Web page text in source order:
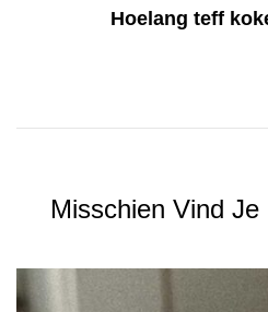
Hoelang teff
Misschien Vind